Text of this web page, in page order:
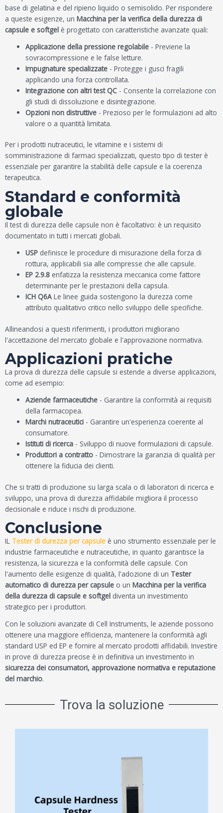
base di gelatina e del ripieno liquido o semisolido. Per rispondere
a queste esigenze, un Macchina per la verifica della durezza di
capsule e softgel è progettato con caratteristiche avanzate quali:
Applicazione della pressione regolabile - Previene la
sovracompressione e le false letture.
Impugnature specializzate - Protegge i gusci fragili
applicando una forza controllata.
Integrazione con altri test QC - Consente la correlazione con
gli studi di dissoluzione e disintegrazione.
Opzioni non distruttive - Prezioso per le formulazioni ad alto
valore o a quantità limitata.
Per i prodotti nutraceutici, le vitamine e i sistemi di
somministrazione di farmaci specializzati, questo tipo di tester è
essenziale per garantire la stabilità delle capsule e la coerenza
terapeutica.
Standard e conformità
globale
Il test di durezza delle capsule non è facoltativo: è un requisito
documentato in tutti i mercati globali.
USP definisce le procedure di misurazione della forza di
rottura, applicabili sia alle compresse che alle capsule.
EP 2.9.8 enfatizza la resistenza meccanica come fattore
determinante per le prestazioni della capsula.
ICH Q6A Le linee guida sostengono la durezza come
attributo qualitativo critico nello sviluppo delle specifiche.
Allineandosi a questi riferimenti, i produttori migliorano
l'accettazione del mercato globale e l'approvazione normativa.
Applicazioni pratiche
La prova di durezza delle capsule si estende a diverse applicazioni,
come ad esempio:
Aziende farmaceutiche - Garantire la conformità ai requisiti
della farmacopea.
Marchi nutraceutici - Garantire un'esperienza coerente al
consumatore.
Istituti di ricerca - Sviluppo di nuove formulazioni di capsule.
Produttori a contratto - Dimostrare la garanzia di qualità per
ottenere la fiducia dei clienti.
Che si tratti di produzione su larga scala o di laboratori di ricerca e
sviluppo, una prova di durezza affidabile migliora il processo
decisionale e riduce i rischi di produzione.
Conclusione
IL Tester di durezza per capsule è uno strumento essenziale per le
industrie farmaceutiche e nutraceutiche, in quanto garantisce la
resistenza, la sicurezza e la conformità delle capsule. Con
l'aumento delle esigenze di qualità, l'adozione di un Tester
automatico di durezza per capsule o un Macchina per la verifica
della durezza di capsule e softgel diventa un investimento
strategico per i produttori.
Con le soluzioni avanzate di Cell Instruments, le aziende possono
ottenere una maggiore efficienza, mantenere la conformità agli
standard USP ed EP e fornire al mercato prodotti affidabili. Investire
in prove di durezza precise è in definitiva un investimento in
sicurezza dei consumatori, approvazione normativa e reputazione
del marchio.
Trova la soluzione